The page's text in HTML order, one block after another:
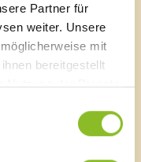
Partner für
weiter. Unsere
mit
bereitgestellt
Nutzung der Dienste